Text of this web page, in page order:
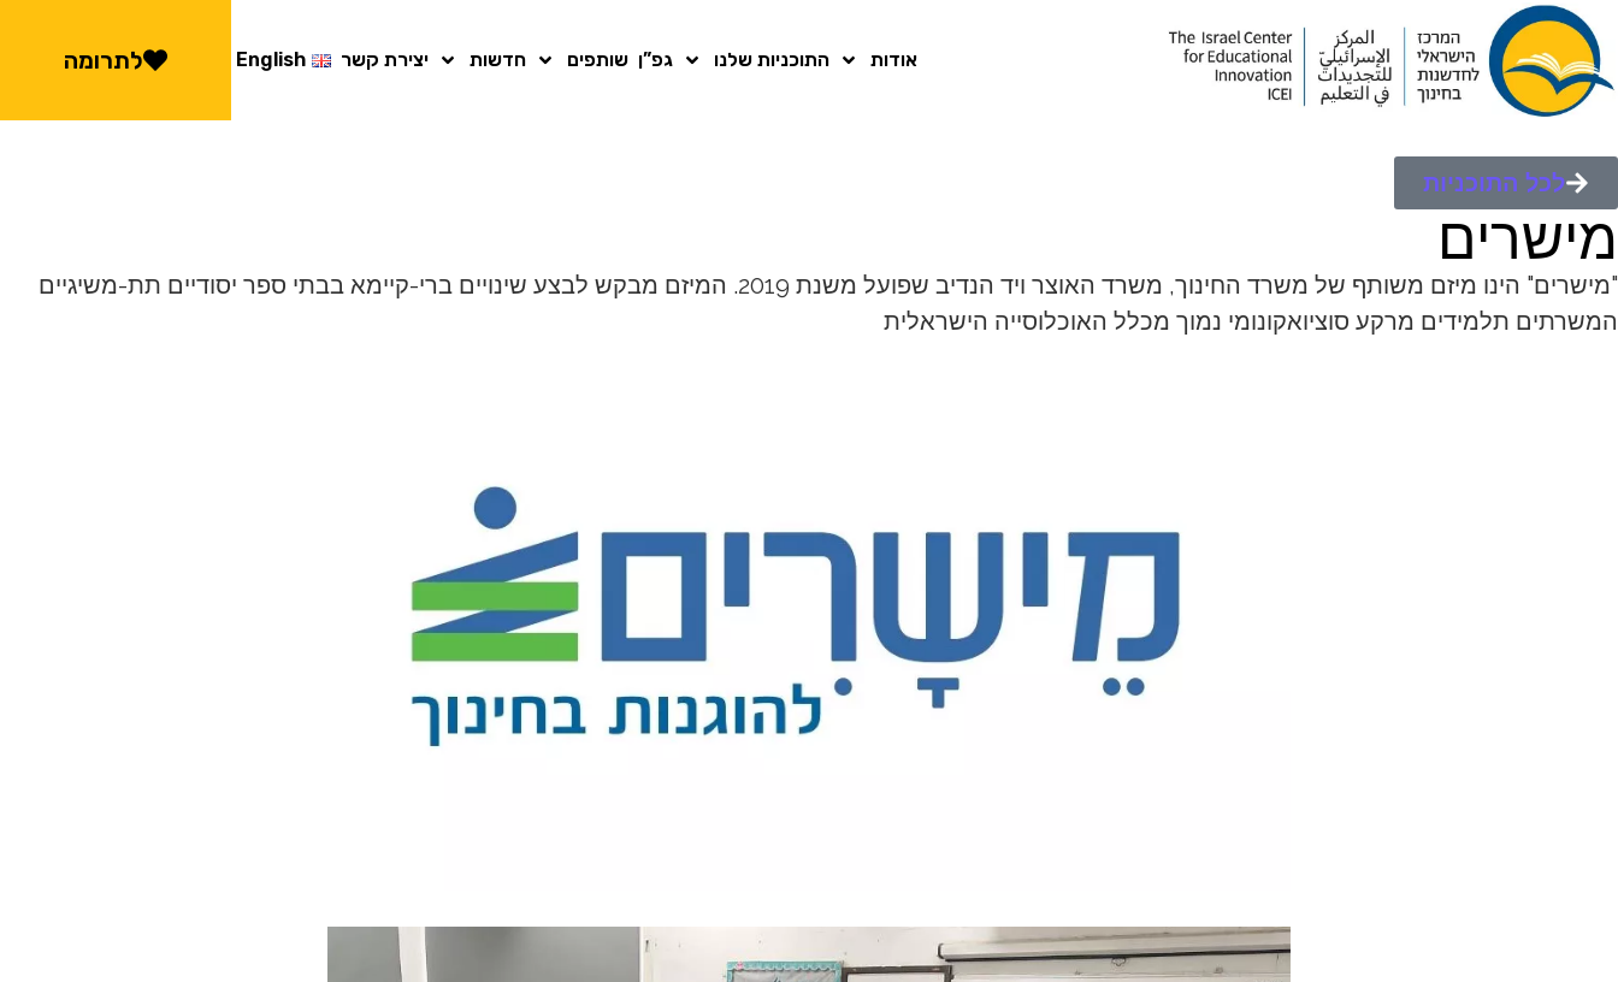
אודות התוכניות שלנו גפ”ן שותפים חדשות יצירת קשר English לתרומה
לכל התוכניות
מישרים
"מישרים" הינו מיזם משותף של משרד החינוך, משרד האוצר ויד הנדיב שפועל משנת 2019. המיזם מבקש לבצע שינויים ברי-קיימא בבתי ספר יסודיים תת-
משיגיים
המשרתים תלמידים מרקע סוציואקונומי נמוך מכלל האוכלוסייה הישראלית